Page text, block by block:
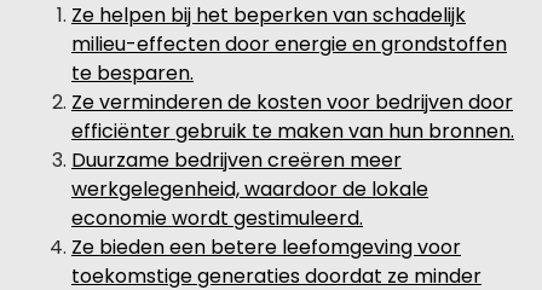
Ze helpen bij het beperken van schadelijk
milieu-effecten door energie en grondstoffen
te besparen.
Ze verminderen de kosten voor bedrijven door
efficiënter gebruik te maken van hun bronnen.
Duurzame bedrijven creëren meer
werkgelegenheid, waardoor de lokale
economie wordt gestimuleerd.
Ze bieden een betere leefomgeving voor
toekomstige generaties doordat ze minder